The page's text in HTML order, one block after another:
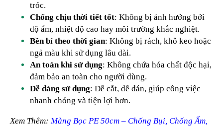
tróc.
Chống chịu thời tiết tốt: Không bị ảnh hưởng bởi
độ ẩm, nhiệt độ cao hay môi trường khắc nghiệt.
Bền bỉ theo thời gian: Không bị rách, khô keo hoặc
ngả màu khi sử dụng lâu dài.
An toàn khi sử dụng: Không chứa hóa chất độc hại,
đảm bảo an toàn cho người dùng.
Dễ dàng sử dụng: Dễ cắt, dễ dán, giúp công việc
nhanh chóng và tiện lợi hơn.
Xem Thêm: Màng Bọc PE 50cm – Chống Bụi, Chống Ẩm,